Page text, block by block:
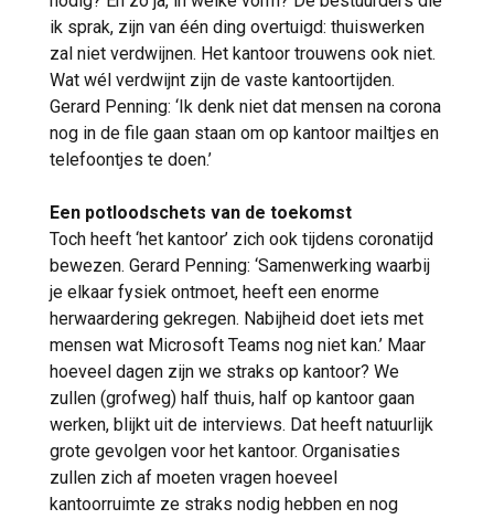
ik sprak, zijn van één ding overtuigd: thuiswerken
zal niet verdwijnen. Het kantoor trouwens ook niet.
Wat wél verdwijnt zijn de vaste kantoortijden.
Gerard Penning: ‘Ik denk niet dat mensen na corona
nog in de file gaan staan om op kantoor mailtjes en
telefoontjes te doen.’
Een potloodschets van de toekomst
Toch heeft ‘het kantoor’ zich ook tijdens coronatijd
bewezen. Gerard Penning: ‘Samenwerking waarbij
je elkaar fysiek ontmoet, heeft een enorme
herwaardering gekregen. Nabijheid doet iets met
mensen wat Microsoft Teams nog niet kan.’ Maar
hoeveel dagen zijn we straks op kantoor? We
zullen (grofweg) half thuis, half op kantoor gaan
werken, blijkt uit de interviews. Dat heeft natuurlijk
grote gevolgen voor het kantoor. Organisaties
zullen zich af moeten vragen hoeveel
kantoorruimte ze straks nodig hebben en nog